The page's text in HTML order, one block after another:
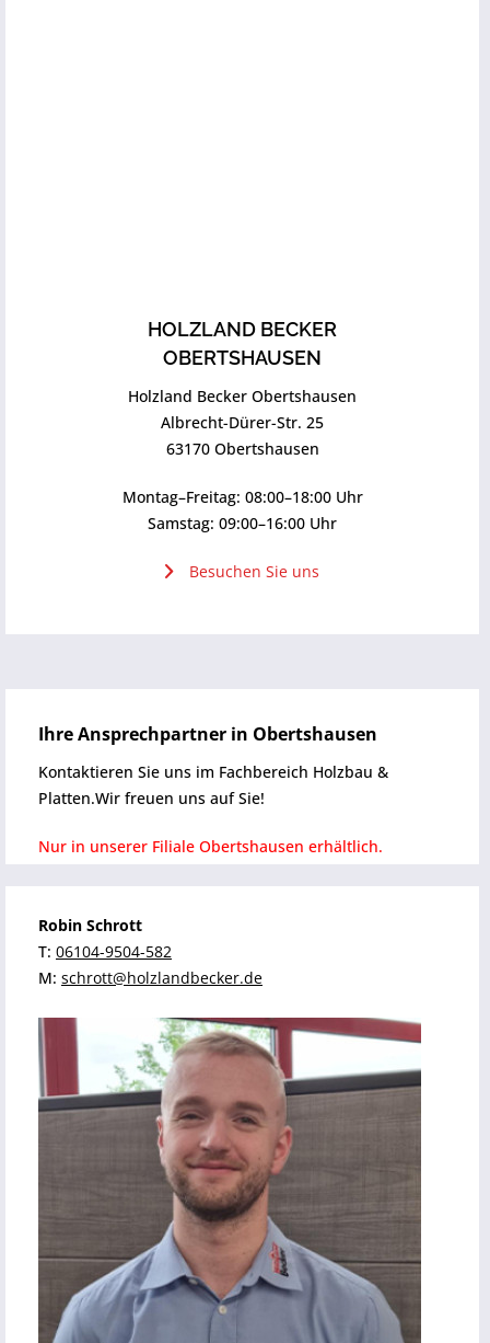
HOLZLAND BECKER
OBERTSHAUSEN
Holzland Becker Obertshausen
Albrecht-Dürer-Str. 25
63170 Obertshausen
Montag–Freitag: 08:00–18:00 Uhr
Samstag: 09:00–16:00 Uhr
Besuchen Sie uns
Ihre Ansprechpartner in Obertshausen
Kontaktieren Sie uns im Fachbereich Holzbau &
Platten.Wir freuen uns auf Sie!
Nur in unserer Filiale Obertshausen erhältlich.
Robin Schrott
T: 06104-9504-582
M: schrott@holzlandbecker.de